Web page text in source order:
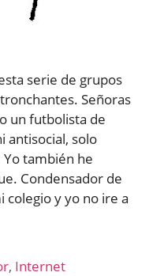
serie de grupos
Señoras
un futbolista de
antisocial, solo
también he
Condensador de
colegio y yo no ire a
, Internet